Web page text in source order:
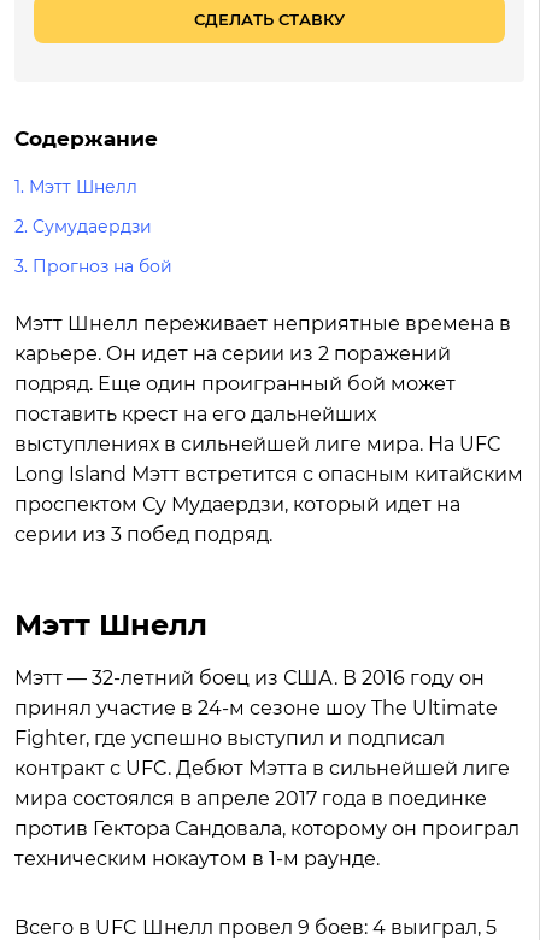
СДЕЛАТЬ СТАВКУ
Содержание
1. Мэтт Шнелл
2. Cумудаердзи
3. Прогноз на бой
Мэтт Шнелл переживает неприятные времена в
карьере. Он идет на серии из 2 поражений
подряд. Еще один проигранный бой может
поставить крест на его дальнейших
выступлениях в сильнейшей лиге мира. На UFC
Long Island Мэтт встретится с опасным китайским
проспектом Су Мудаердзи, который идет на
серии из 3 побед подряд.
Мэтт Шнелл
Мэтт — 32-летний боец из США. В 2016 году он
принял участие в 24-м сезоне шоу The Ultimate
Fighter, где успешно выступил и подписал
контракт с UFC. Дебют Мэтта в сильнейшей лиге
мира состоялся в апреле 2017 года в поединке
против Гектора Сандовала, которому он проиграл
техническим нокаутом в 1-м раунде.
Всего в UFC Шнелл провел 9 боев: 4 выиграл, 5